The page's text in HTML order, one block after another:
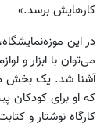
کارهایش برسد.»
در این
می‌توان با ابزار و
آشنا شد. یک بخش
که او برا‌ی کودکان
کارگاه نوشتار و